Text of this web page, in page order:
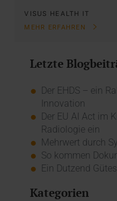
VISUS HEALTH IT
MEHR ERFAHREN
Letzte
Der EHDS – ein
Innovation
Der EU AI Act im
Radiologie ein
Mehrwert durch
So kommen
Ein Dutzend
Kategorien